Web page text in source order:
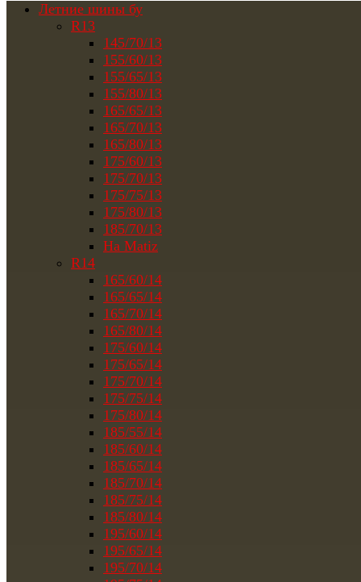
Летние шины бу
R13
145/70/13
155/60/13
155/65/13
155/80/13
165/65/13
165/70/13
165/80/13
175/60/13
175/70/13
175/75/13
175/80/13
185/70/13
На Matiz
R14
165/60/14
165/65/14
165/70/14
165/80/14
175/60/14
175/65/14
175/70/14
175/75/14
175/80/14
185/55/14
185/60/14
185/65/14
185/70/14
185/75/14
185/80/14
195/60/14
195/65/14
195/70/14